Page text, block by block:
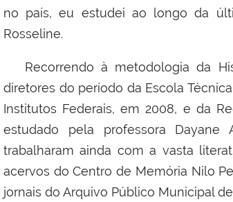
no país, eu estudei ao longo da
Rosseline.
Recorrendo à metodologia da
diretores do período da Escola
Institutos Federais, em 2008, e da
estudado pela professora
trabalharam ainda com a vasta
acervos do Centro de Memória Nilo
jornais do Arquivo Público Municipal